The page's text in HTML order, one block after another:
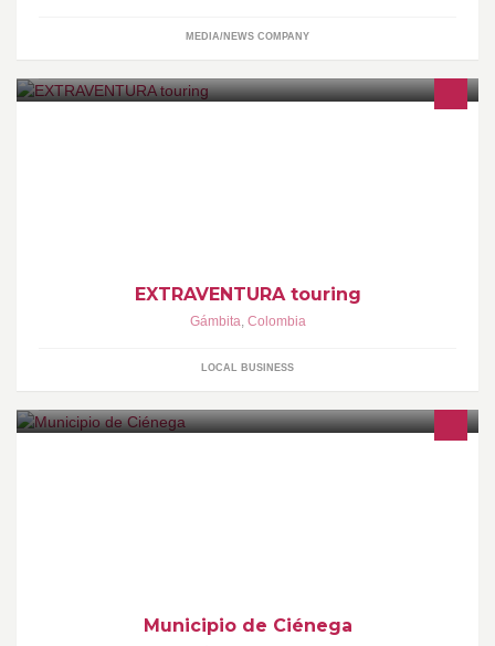
MEDIA/NEWS COMPANY
EXTRAVENTURA touring
Gámbita, Colombia
LOCAL BUSINESS
Municipio de Ciénega